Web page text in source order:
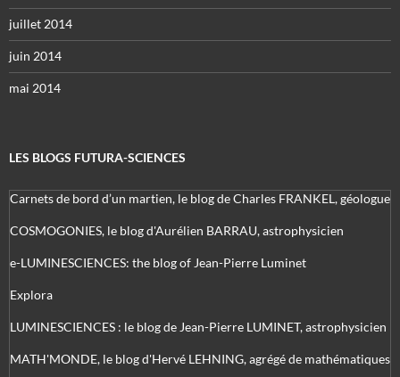
juillet 2014
juin 2014
mai 2014
LES BLOGS FUTURA-SCIENCES
Carnets de bord d’un martien, le blog de Charles FRANKEL, géologue
COSMOGONIES, le blog d'Aurélien BARRAU, astrophysicien
e-LUMINESCIENCES: the blog of Jean-Pierre Luminet
Explora
LUMINESCIENCES : le blog de Jean-Pierre LUMINET, astrophysicien
MATH'MONDE, le blog d'Hervé LEHNING, agrégé de mathématiques